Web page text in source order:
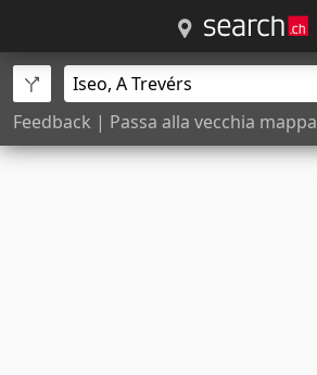
Feedback | Passa alla vecchia mappa